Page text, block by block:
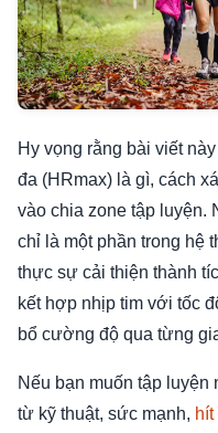
Hy vọng rằng bài viết
đa (HRmax) là gì, cách
vào chia zone tập luyện.
chỉ là một phần trong hệ
thực sự cải thiện thành
kết hợp nhịp tim với tốc
bổ cường độ qua từng
Nếu bạn muốn tập luyện
từ kỹ thuật, sức mạnh,